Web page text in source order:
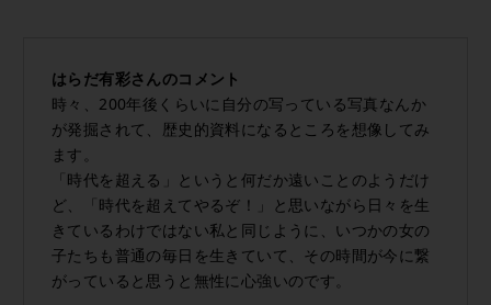
はらだ有彩さんのコメント
時々、200年後くらいに自分の写っている写真なんか
が発掘されて、歴史的資料になるところを想像してみ
ます。
「時代を超える」というと何だか遠いことのようだけ
ど、「時代を超えてやるぞ！」と思いながら日々を生
きているわけではない私と同じように、いつかの女の
子たちも普通の毎日を生きていて、その時間が今に繋
がっていると思うと無性に心強いのです。